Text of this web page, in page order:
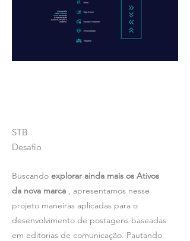
STB
Desafio
Buscando explorar ainda mais os Ativos
da nova marca , apresentamos nesse
projeto maneiras aplicadas para o
desenvolvimento de postagens baseadas
em editorias de comunicação. Pautando